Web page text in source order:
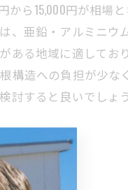
ら15,000円が相場
、亜鉛・アルミニウ
ある地域に適してお
構造への負担が少な
討すると良いでしょ